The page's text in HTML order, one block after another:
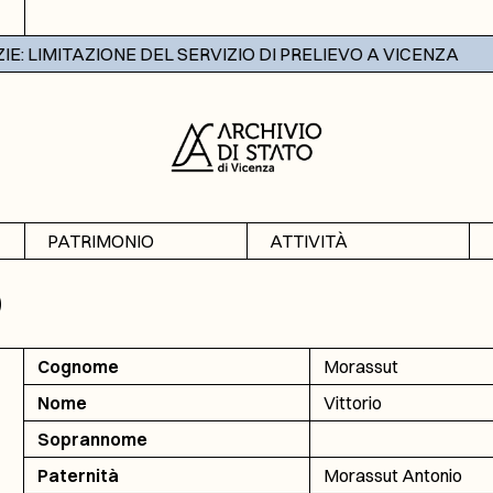
DEL SERVIZIO DI PRELIEVO A VICENZA
PATRIMONIO
ATTIVITÀ
Cognome
Morassut
Nome
Vittorio
Soprannome
Paternità
Morassut Antonio